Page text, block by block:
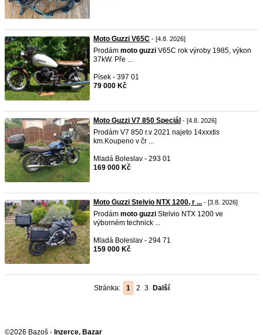
Moto Guzzi V65C - [4.8. 2026]
Prodám moto guzzi V65C rok výroby 1985, výkon
37kW. Pře ...
Písek - 397 01
79 000 Kč
Moto Guzzi V7 850 Speciál - [4.8. 2026]
Prodám V7 850 r.v 2021 najeto 14xxxtis
km.Koupeno v čr ...
Mladá Boleslav - 293 01
169 000 Kč
Moto Guzzi Stelvio NTX 1200, r ... - [3.8. 2026]
Prodám moto guzzi Stelvio NTX 1200 ve
výborném technick ...
Mladá Boleslav - 294 71
159 000 Kč
Stránka: 1 2 3 Další
©2026 Bazoš - Inzerce, Bazar